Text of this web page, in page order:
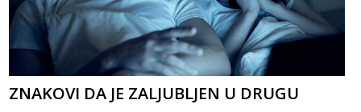
ZNAKOVI DA JE ZALJUBLJEN U DRUGU